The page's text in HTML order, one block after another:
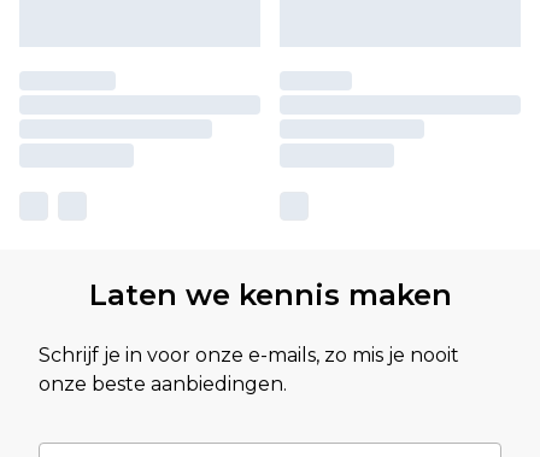
Laten we kennis maken
Schrijf je in voor onze e-mails, zo mis je nooit
onze beste aanbiedingen.